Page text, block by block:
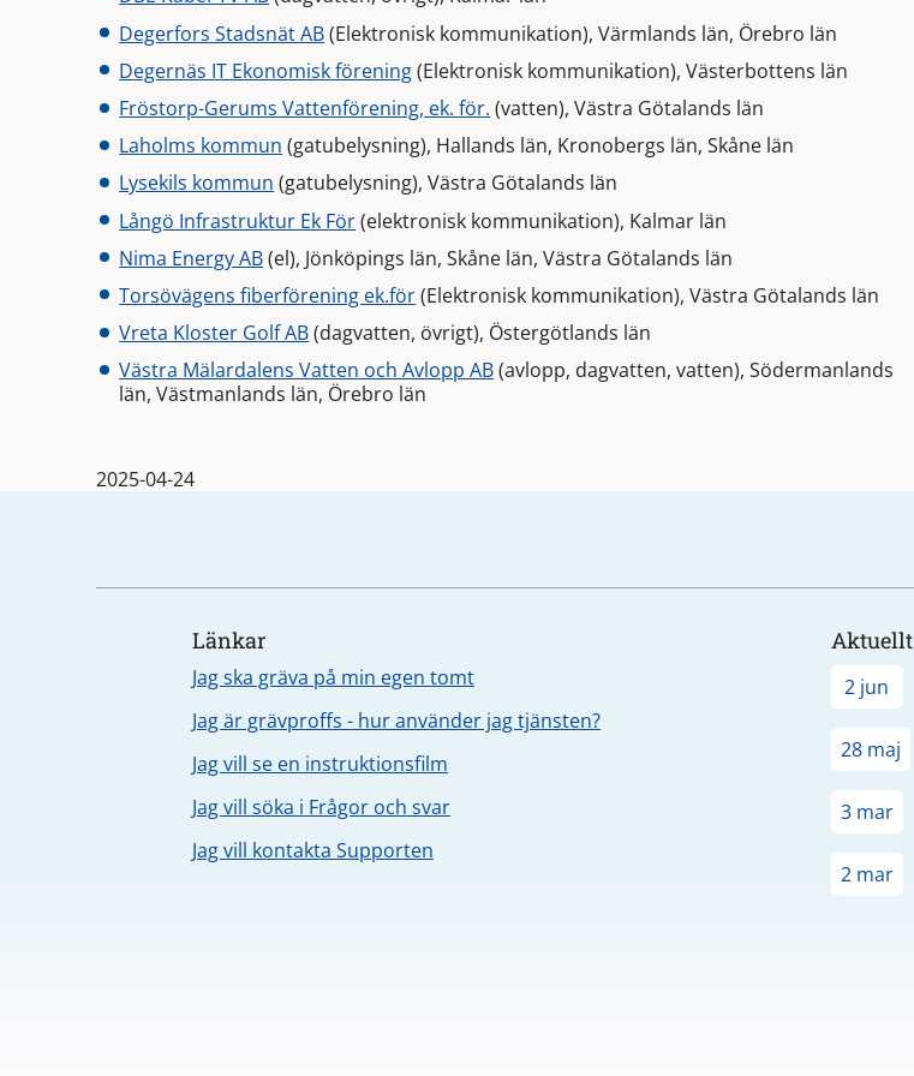
Degerfors Stadsnät AB(Elektronisk kommunikation), Värmlands län, Örebro län
Degernäs IT Ekonomisk förening(Elektronisk kommunikation), Västerbottens län
Fröstorp-Gerums Vattenförening, ek. för. (vatten), Västra Götalands län
Laholms kommun (gatubelysning), Hallands län, Kronobergs län, Skåne län
Lysekils kommun (gatubelysning), Västra Götalands län
Långö Infrastruktur Ek För(elektronisk kommunikation), Kalmar län
Nima Energy AB(el), Jönköpings län, Skåne län, Västra Götalands län
Torsövägens fiberförening ek.för(Elektronisk kommunikation), Västra Götalands län
Vreta Kloster Golf AB(dagvatten, övrigt), Östergötlands län
Västra Mälardalens Vatten och Avlopp AB(avlopp, dagvatten, vatten), Södermanlands
län, Västmanlands län, Örebro län
2025-04-24
Länkar
Jag ska gräva på min egen tomt
Jag är grävproffs - hur använder jag tjänsten?
Jag vill se en instruktionsfilm
Jag vill söka i Frågor och svar
Jag vill kontakta Supporten
Aktuellt
2 jun
28 maj
3 mar
2 mar